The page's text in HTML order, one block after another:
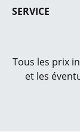
SERVICE
Tous les prix
et les